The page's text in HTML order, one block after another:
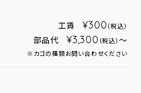
工賃 ¥300 （税込）
部品代 ¥3,300 （税込） ～
※カゴの種類お問い合わせください